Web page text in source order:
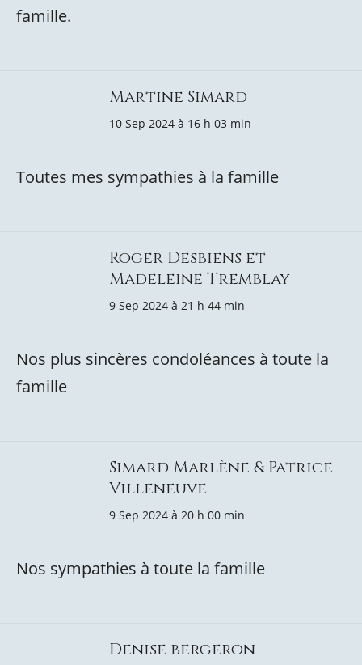
famille.
Martine Simard
10 Sep 2024 à 16 h 03 min
Toutes mes sympathies à la famille
Roger Desbiens et
Madeleine Tremblay
9 Sep 2024 à 21 h 44 min
Nos plus sincères condoléances à toute la
famille
Simard Marlène & Patrice
Villeneuve
9 Sep 2024 à 20 h 00 min
Nos sympathies à toute la famille
Denise bergeron